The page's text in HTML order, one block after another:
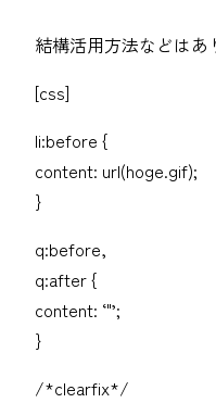
結構活用方法などはあ
[css]
li:before {
content: url(hoge.gif);
}
q:before,
q:after {
content: ‘"’;
}
/*clearfix*/